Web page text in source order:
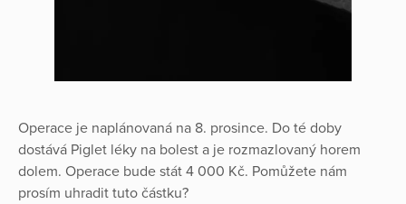
Operace je naplánovaná na 8. prosince. Do té doby
dostává Piglet léky na bolest a je rozmazlovaný horem
dolem. Operace bude stát 4 000 Kč. Pomůžete nám
prosím uhradit tuto částku?